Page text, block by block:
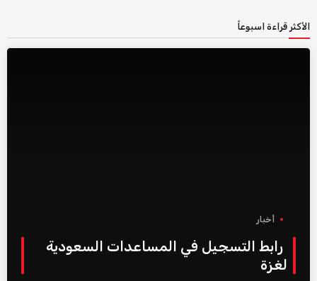
الأكثر قراءة اسبوعاً
أخبار
رابط التسجيل في المساعدات السعودية
لغزة